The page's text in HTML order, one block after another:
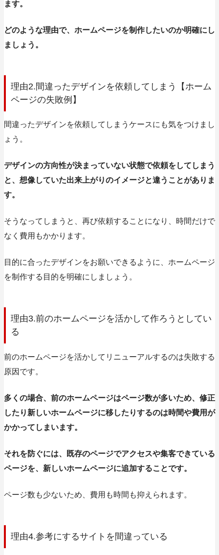
ます。
どのような理由で、ホームページを制作したいのか明確にし
ましょう。
理由2.間違ったデザインを依頼してしまう【ホーム
ページの失敗例】
間違ったデザインを依頼してしまうケースにも気をつけまし
ょう。
デザインの方向性が決まっていない状態で依頼をしてしまう
と、想像していた出来上がりのイメージと違うことがありま
す。
そうなってしまうと、再び依頼することになり、時間だけで
なく費用もかかります。
目的に合ったデザインをお願いできるように、ホームページ
を制作する目的を明確にしましょう。
理由3.前のホームページを活かして作ろうとしてい
る
前のホームページを活かしてリニューアルするのは失敗する
原因です。
多くの場合、前のホームページはページ数が多いため、修正
したり新しいホームページに移したりするのは時間や費用が
かかってしまいます。
それを防ぐには、既存のページでアクセスや集客できている
ページを、新しいホームページに追加することです。
ページ数も少ないため、費用も時間も抑えられます。
理由4.参考にするサイトを間違っている